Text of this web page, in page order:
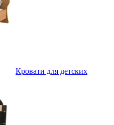
Кровати для детских